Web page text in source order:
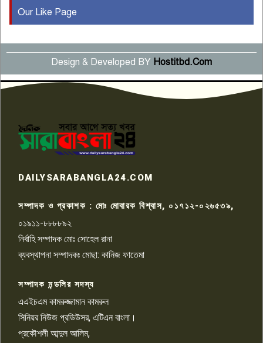
৫
বছর পূর্তি উদযাপন
৬
সংবাদ সম্মেলনে অভিযোগ অস্বীকার
উদ্দেশ্য প্রণোদিত সংবাদ প্রকাশের
প্রতিবাদ নাজির হাসানের
৭
কেটে ঘরে ঢুকে স্কুল শিক্ষিকাকে হত্যা
টয়লেটের ট্যাংকি থেকে লাশ উদ্ধার
রাজশাহীতে সন্ত্রাসী হামলায় গুরুতর
চাঁদাবাজি ও হয়রানির অভিযোগ
১০
Our Like Page
Design & Developed BY Hostitbd.Com
DAILYSARABANGLA24.COM
সম্পাদক ও প্রকাশক : মোঃ মোবারক বিশ্বাস, ০১৭১২-০২৬৫৩৯,
০১৯১১-৮৮৮৮৯২
নির্বাহি সম্পাদক মোঃ সোহেল রানা
ব্যবস্থাপনা সম্পাদকঃ মোছা: কানিজ ফাতেমা
সম্পাদক মন্ডলির সদস্য
এএইচএম কামরুজ্জামান কামরুল
সিনিয়র নিউজ প্রডিউসর, এটিএন বাংলা।
প্রকৌশলী আব্দুল আলিম,